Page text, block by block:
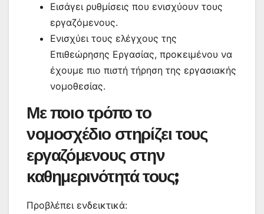
Εισάγει ρυθμίσεις που ενισχύουν τους
εργαζόμενους.
Ενισχύει τους ελέγχους της
Επιθεώρησης Εργασίας, προκειμένου να
έχουμε πιο πιστή τήρηση της εργασιακής
νομοθεσίας.
Με ποιο τρόπο το
νομοσχέδιο στηρίζει τους
εργαζόμενους στην
καθημερινότητά τους;
Προβλέπει ενδεικτικά: